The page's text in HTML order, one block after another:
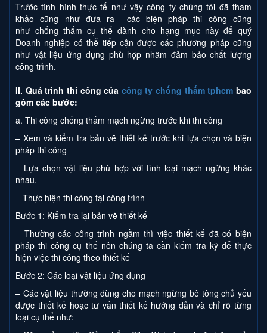
Trước tình hình thực tế như vậy công ty chúng tôi đã tham
khảo cũng như đưa ra các biện pháp thi công cũng
như chống thấm cụ thể dành cho hạng mục này để quý
Doanh nghiệp có thể tiếp cận được các phương pháp cũng
như vật liệu ứng dụng phù hợp nhằm đảm bảo chất lượng
công trình.
II. Quá trình thi công của công ty chống thấm tphcm bao
gồm các bước:
a. Thi công chống thấm mạch ngừng trước khi thi công
– Xem và kiểm tra bản vẽ thiết kế trước khi lựa chọn và biện
pháp thi công
– Lựa chọn vật liệu phù hợp với tình loại mạch ngừng khác
nhau.
– Thực hiện thi công tại công trình
Bước 1: Kiểm tra lại bản vẽ thiết kế
– Thường các công trình ngầm thì việc thiết kế đã có biện
pháp thi công cụ thể nên chúng ta cần kiểm tra kỹ để thực
hiện việc thi công theo thiết kế
Bước 2: Các loại vật liệu ứng dụng
– Các vật liệu thường dùng cho mạch ngừng bê tông chủ yếu
được thiết kế hoạc tư vấn thiết kế hướng dẫn và chỉ rõ từng
loại cụ thể như: